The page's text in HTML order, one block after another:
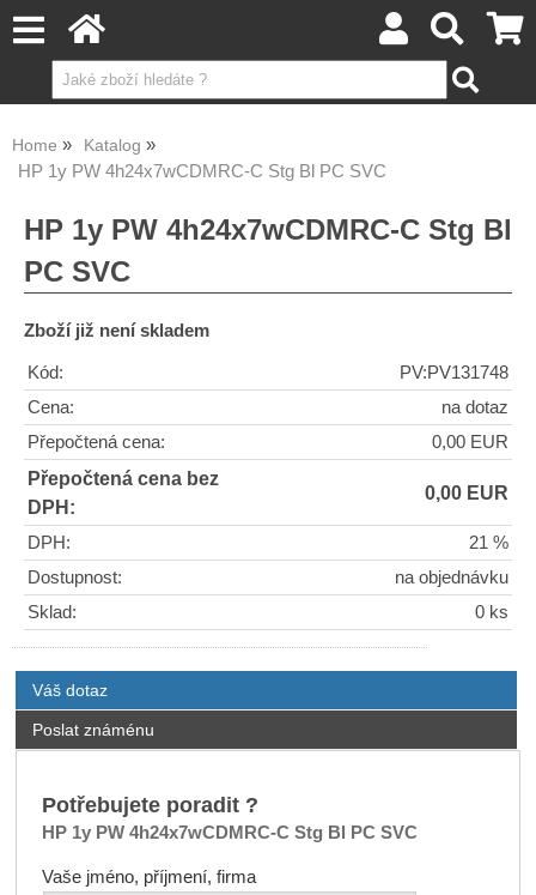
Home Katalog
HP 1y PW 4h24x7wCDMRC-C Stg Bl PC SVC
HP 1y PW 4h24x7wCDMRC-C Stg Bl
PC SVC
Zboží již není skladem
Kód:
PV:PV131748
Cena:
na dotaz
Přepočtená cena:
0,00 EUR
Přepočtená cena bez
DPH:
0,00 EUR
DPH:
21 %
Dostupnost:
na objednávku
Sklad:
0 ks
Váš dotaz
Poslat známénu
Potřebujete poradit ?
HP 1y PW 4h24x7wCDMRC-C Stg Bl PC SVC
Vaše jméno, příjmení, firma